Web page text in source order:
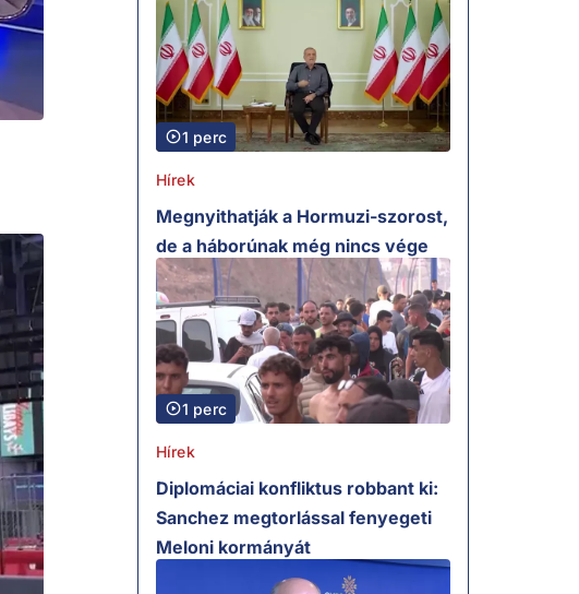
1 perc
Hírek
Megnyithatják a Hormuzi-szorost,
de a háborúnak még nincs vége
1 perc
Hírek
Diplomáciai konfliktus robbant ki:
Sanchez megtorlással fenyegeti
Meloni kormányát